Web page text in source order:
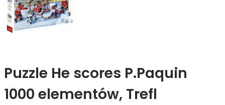
Puzzle He scores P.Paquin
1000 elementów, Trefl